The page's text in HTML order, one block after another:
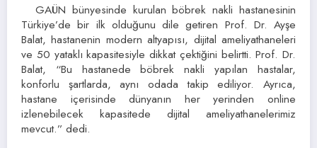
GAÜN bünyesinde kurulan böbrek nakli hastanesinin
Türkiye’de bir ilk olduğunu dile getiren Prof. Dr. Ayşe
Balat, hastanenin modern altyapısı, dijital ameliyathaneleri
ve 50 yataklı kapasitesiyle dikkat çektiğini belirtti. Prof. Dr.
Balat, “Bu hastanede böbrek nakli yapılan hastalar,
konforlu şartlarda, aynı odada takip ediliyor. Ayrıca,
hastane içerisinde dünyanın her yerinden online
izlenebilecek kapasitede dijital ameliyathanelerimiz
mevcut.” dedi.